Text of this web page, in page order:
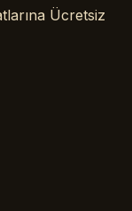
Ücretsiz